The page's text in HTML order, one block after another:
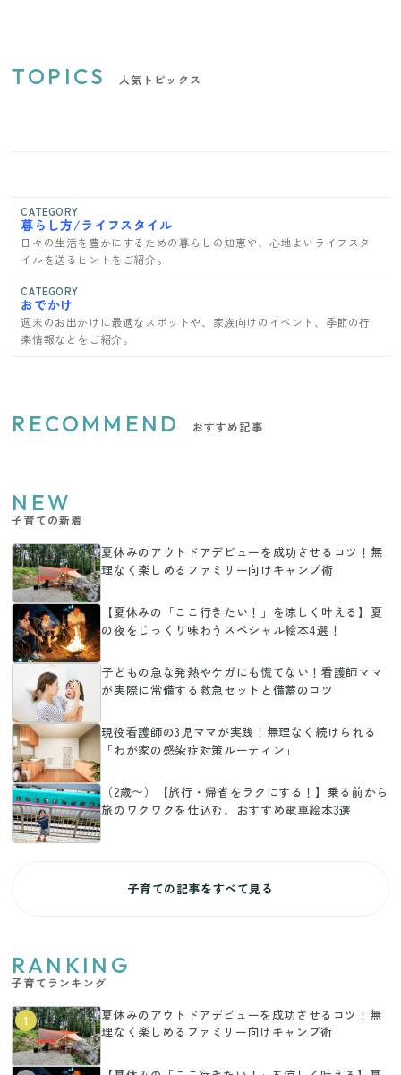
TOPICS 人気トピックス
CATEGORY
暮らし方/ライフスタイル
日々の生活を豊かにするための暮らしの知恵や、心地よいライフスタ
イルを送るヒントをご紹介。
CATEGORY
おでかけ
週末のお出かけに最適なスポットや、家族向けのイベント、季節の行
楽情報などをご紹介。
RECOMMEND おすすめ記事
NEW
子育ての新着
夏休みのアウトドアデビューを成功させるコツ！無
理なく楽しめるファミリー向けキャンプ術
【夏休みの「ここ行きたい！」を涼しく叶える】夏
の夜をじっくり味わうスペシャル絵本4選！
子どもの急な発熱やケガにも慌てない！看護師ママ
が実際に常備する救急セットと備蓄のコツ
現役看護師の3児ママが実践！無理なく続けられる
「わが家の感染症対策ルーティン」
（2歳〜）【旅行・帰省をラクにする！】乗る前から
旅のワクワクを仕込む、おすすめ電車絵本3選
子育ての記事をすべて見る
RANKING
子育てランキング
1
夏休みのアウトドアデビューを成功させるコツ！無
理なく楽しめるファミリー向けキャンプ術